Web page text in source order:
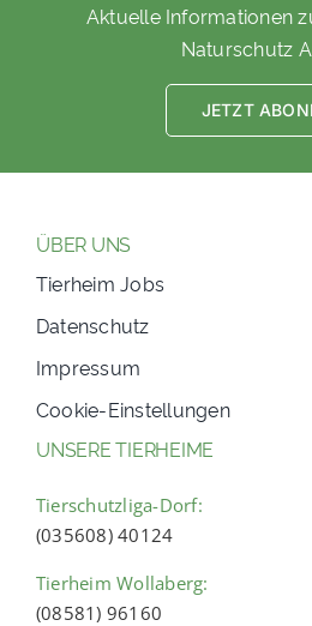
Aktuelle Informationen
Naturschutz
JETZT
ÜBER UNS
Tierheim Jobs
Datenschutz
Impressum
Cookie-Einstellungen
UNSERE TIERHEIME
Tierschutzliga-Dorf:
(035608) 40124
Tierheim Wollaberg:
(08581) 96160